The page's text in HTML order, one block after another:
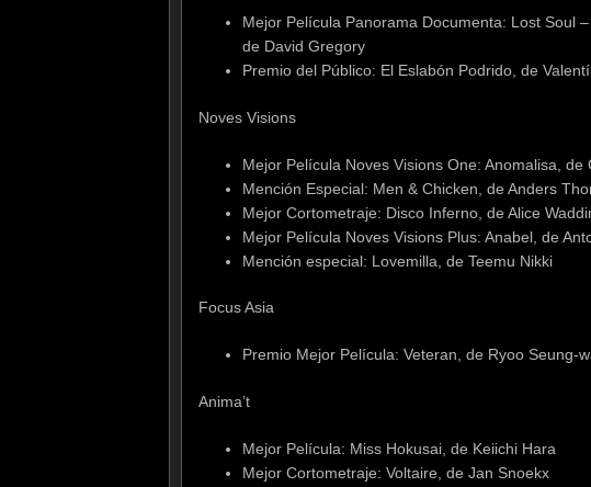
Mejor Película Panorama Documenta: Lost Soul
de David Gregory
Premio del Público: El Eslabón Podrido, de
Noves Visions
Mejor Película Noves Visions One: Anomalisa,
Mención Especial: Men & Chicken, de Anders
Mejor Cortometraje: Disco Inferno, de Alice
Mejor Película Noves Visions Plus: Anabel, de
Mención especial: Lovemilla, de Teemu Nikki
Focus Asia
Premio Mejor Película: Veteran, de Ryoo Seung-
Anima’t
Mejor Película: Miss Hokusai, de Keiichi Hara
Mejor Cortometraje: Voltaire, de Jan Snoekx